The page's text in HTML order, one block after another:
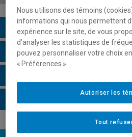
Description du cours
Horaire - Été 2026
Nous utilisons des témoins
informations qui nous permettent
expérience sur le site, de vous
d’analyser les statistiques de
pouvez personnaliser votre choix
« Préférences ».
Tout
Autoriser les